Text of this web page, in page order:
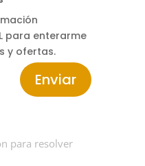
para enterarme
y ofertas.
Enviar
para resolver